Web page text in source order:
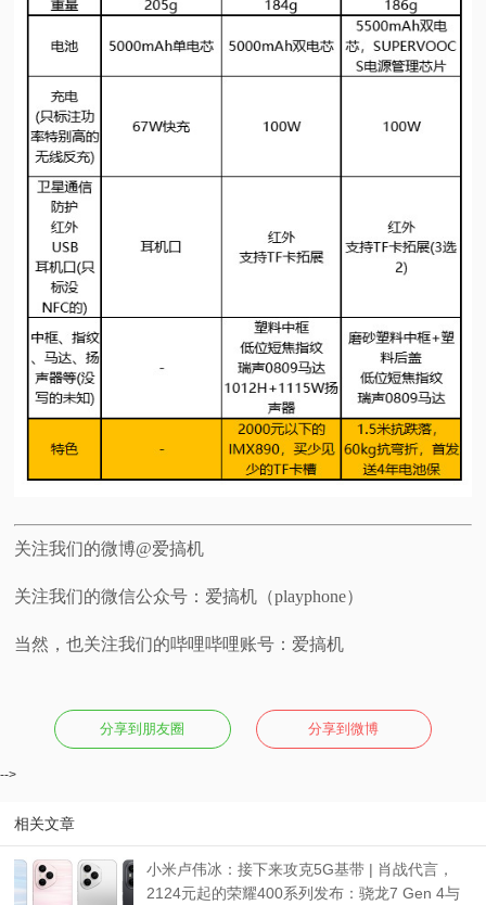
关注我们的微博@爱搞机
关注我们的微信公众号：爱搞机（playphone）
当然，也关注我们的哔哩哔哩账号：爱搞机
分享到朋友圈 分享到微博
-->
相关文章
小米卢伟冰：接下来攻克5G基带 | 肖战代言，
2124元起的荣耀400系列发布：骁龙7 Gen 4与